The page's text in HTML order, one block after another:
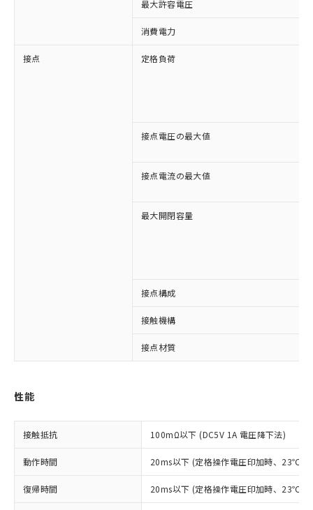
最大許容電圧
消費電力
接点 定格負荷
接点電圧の最大値
接点電流の最大値
最大開閉容量
接点構成
接触機構
接点材質
性能
接触抵抗 100mΩ以下 (DC5V 1A 電圧降下法)
動作時間 20ms以下 (定格操作電圧印加時、23℃、
復帰時間 20ms以下 (定格操作電圧印加時、23℃、
以下の条件をお読みいただき、同意のうえ
ご利用ください。
本サービスは、当社制御機器事業取扱
商品の当社在庫状況および標準価格
(税抜)を提供させていただくもので
対応済み：EU RoHS指令（10物質）の
非含有に対応した製品が提供可能な商品で
非含有に非対応の商品で、対応品を出す予
定はありません。
調査・確認中：EU RoHS指令（10物質）の
非含有の対応状況を調査中または確認中の
商品です。
非該当品：ライセンス料など無形物で、有
※1 中国RoHS○×表
「○」：最大均質材料含有率が中国RoHSの